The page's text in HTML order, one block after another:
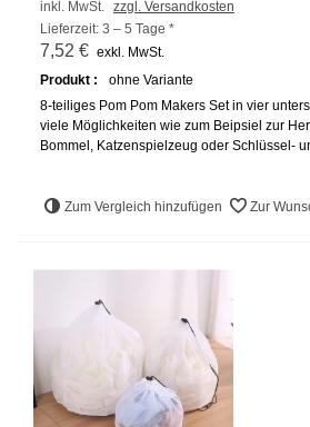
inkl. MwSt. zzgl. Versandkosten
Lieferzeit: 3 – 5 Tage *
7,52 € exkl. MwSt.
Produkt :
ohne Variante
8-teiliges Pom Pom Makers Set in vier
viele Möglichkeiten wie zum Beipsiel zur
Bommel, Katzenspielzeug oder Schlüssel-
Zum Vergleich hinzufügen Zur